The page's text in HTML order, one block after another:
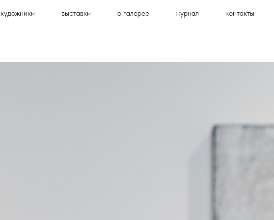
художники выставки о галерее журнал контакты